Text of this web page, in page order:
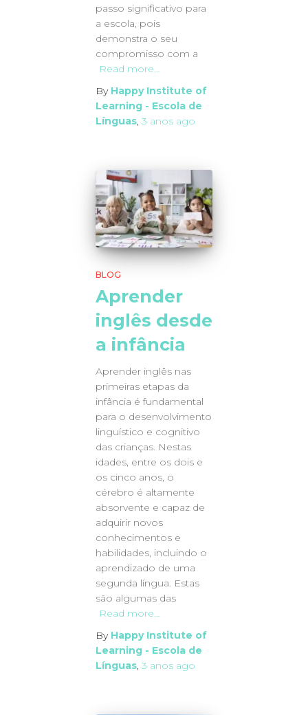
passo significativo para
a escola, pois
demonstra o seu
compromisso com a
Read more…
By Happy Institute of
Learning - Escola de
Línguas, 3 anos ago
BLOG
Aprender
inglês desde
a infância
Aprender inglês nas
primeiras etapas da
infância é fundamental
para o desenvolvimento
linguístico e cognitivo
das crianças. Nestas
idades, entre os dois e
os cinco anos, o
cérebro é altamente
absorvente e capaz de
adquirir novos
conhecimentos e
habilidades, incluindo o
aprendizado de uma
segunda língua. Estas
são algumas das
Read more…
By Happy Institute of
Learning - Escola de
Línguas, 3 anos ago